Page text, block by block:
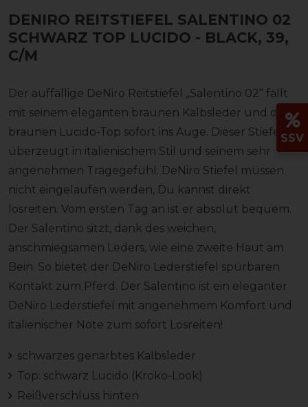
DENIRO REITSTIEFEL SALENTINO 02
SCHWARZ TOP LUCIDO - BLACK, 39,
C/M
Der auffällige DeNiro Reitstiefel „Salentino 02“ fällt
mit seinem eleganten braunen Kalbsleder und dem
braunen Lucido-Top sofort ins Auge. Dieser Stiefel
überzeugt in italienischem Stil und seinem sehr
angenehmen Tragegefühl. DeNiro Stiefel müssen
nicht eingelaufen werden, Du kannst direkt
losreiten. Vom ersten Tag an ist er absolut bequem.
Der Salentino sitzt, dank des weichen,
anschmiegsamen Leders, wie eine zweite Haut am
Bein. So bietet der DeNiro Lederstiefel spürbaren
Kontakt zum Pferd. Der Salentino ist ein eleganter
DeNiro Lederstiefel mit angenehmem Komfort und
italienischer Note zum sofort Losreiten!
schwarzes genarbtes Kalbsleder
Top: schwarz Lucido (Kroko-Look)
Reißverschluss hinten
SSV